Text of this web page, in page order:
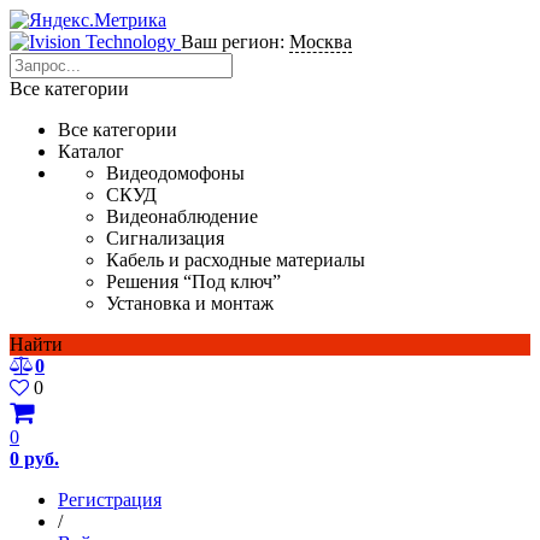
Ваш регион: Москва
Все категории
Все категории
Каталог
Видеодомофоны
СКУД
Видеонаблюдение
Сигнализация
Кабель и расходные материалы
Решения “Под ключ”
Установка и монтаж
Найти
0
0
0
0 руб.
Регистрация
/